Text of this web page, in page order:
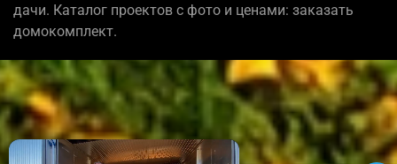
дачи. Каталог проектов с фото и ценами: заказать
домокомплект.